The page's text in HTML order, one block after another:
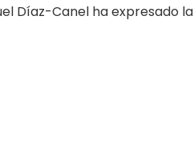
Díaz-Canel ha expresado la